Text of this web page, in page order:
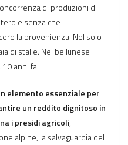
di produzioni di
e senza che il
la provenienza. Nel solo
di stalle. Nel bellunese
anni fa.
elemento essenziale per
un reddito dignitoso in
i presidi agricoli,
alpine, la salvaguardia del